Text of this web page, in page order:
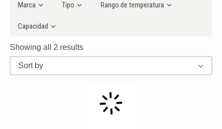
Marca Tipo Rango de temperatura
Capacidad
Showing all 2 results
Sort by